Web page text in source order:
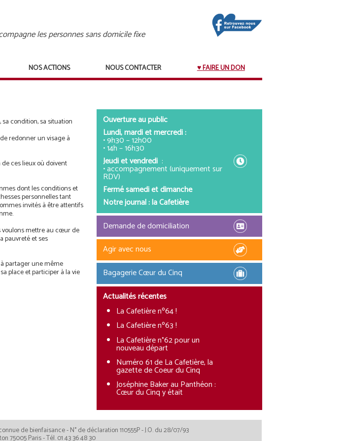
les personnes sans domicile fixe
NOS ACTIONS NOUS CONTACTER FAIRE UN DON
condition, sa situation
redonner un visage à
de ces lieux où doivent
dont les conditions et
personnelles tant
invités à être attentifs
voulons mettre au cœur de
pauvreté et ses
partager une même
place et participer à la vie
Ouverture au public
Lundi, mardi et mercredi :
• 9h30 – 12h00
• 14h – 16h30
Jeudi et vendredi :
• accompagnement (uniquement sur
RDV)
Fermé samedi et dimanche
Notre journal : la Cafetière
Demande de domiciliation
Agir avec nous
Bagagerie Cœur du Cinq
Actualités récentes
La Cafetière nº64 !
La Cafetière nº63 !
La Cafetière n°62 pour un
nouveau départ
Numéro 61 de La Cafetière, la
gazette de Coeur du Cinq
Joséphine Baker au Panthéon :
Cœur du Cinq y était
de bienfaisance - N° de déclaration 110555P - J.O. du 28/07/93
75005 Paris - Tél. 01 43 36 48 30